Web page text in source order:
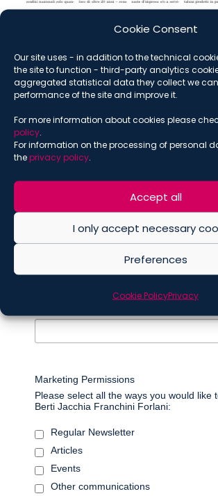
Cookie Consent
Our site uses - in addition to the technical
the site to function - third-party analytics
aggregated statistical data they collect we
performance of the site and improve it.
For more information about cookies please
policy.
For information on the processing of personal
theprivacy policy.
Accept all
I only accept necessary
Preferences
Cookie PolicyPrivacy
Download Article
SUBSCRIBE THE
*
Name*
Marketing Permissions
Please select all the ways you would like
Berti Jacchia Franchini Forlani:
Regular Newsletter
Articles
Events
Other communications